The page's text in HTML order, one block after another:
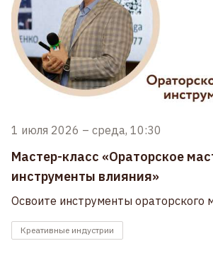
1 июля 2026 – среда, 10:30
Мастер-класс «Ораторское
инструменты влияния»
Освоите инструменты ораторского
Креативные индустрии